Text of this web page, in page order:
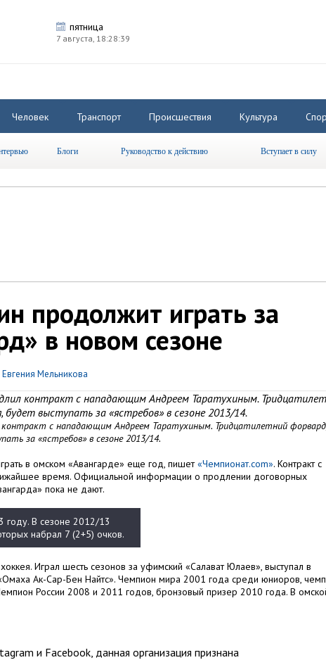
пятница
7 августа, 18:28:40
Человек Транспорт Происшествия Культура
Блоги Руководство к действию Вступает в силу
продолжит играть за
в новом сезоне
Евгения Мельникова
контракт с нападающим Андреем Таратухиным.
выступать за «ястребов» в сезоне 2013/14.
контракт с нападающим Андреем Таратухиным. Тридцатилетний
за «ястребов» в сезоне 2013/14.
в омском «Авангарде» еще год, пишет«Чемпионат.com». Контракт с
время. Официальной информации о продлении договорных
пока не дают.
году. В сезоне 2012/13
набрал 7 (2+5) очков.
Играл шесть сезонов за уфимский «Салават Юлаев», выступал в
Ак-Сар-Бен Найтс». Чемпион мира 2001 года среди юниоров,
России 2008 и 2011 годов, бронзовый призер 2010 года. В
и Facebook, данная организация признана